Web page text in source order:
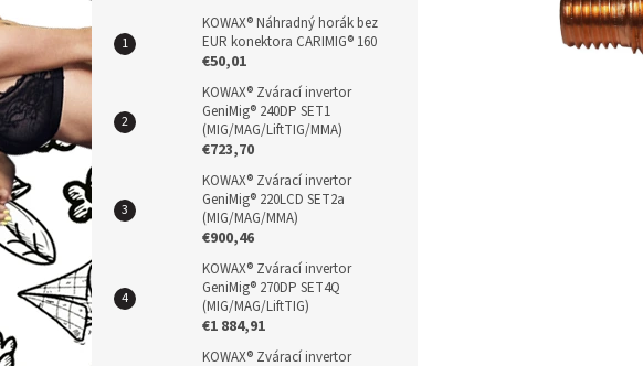
n
e
l
KOWAX® Náhradný horák bez
EUR konektora CARIMIG® 160
€50,01
KOWAX® Zvárací invertor
GeniMig® 240DP SET1
(MIG/MAG/LiftTIG/MMA)
€723,70
KOWAX® Zvárací invertor
GeniMig® 220LCD SET2a
(MIG/MAG/MMA)
€900,46
KOWAX® Zvárací invertor
GeniMig® 270DP SET4Q
(MIG/MAG/LiftTIG)
€1 884,91
KOWAX® Zvárací invertor